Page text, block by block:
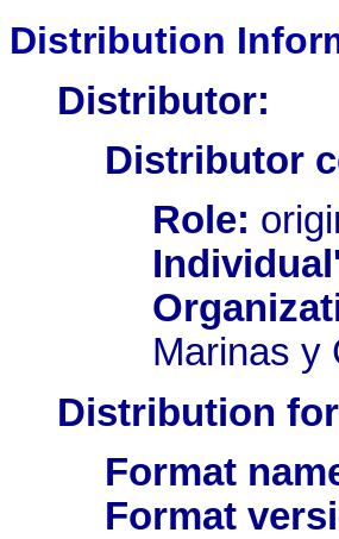
Distribution
Distributor:
Distributor
Role:
Marinas y
Distribution
Format
Format